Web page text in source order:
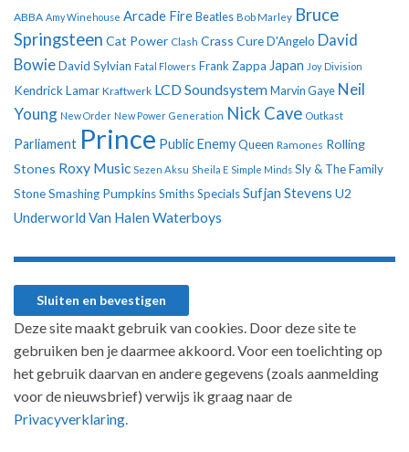
ABBA Amy Winehouse Arcade Fire Beatles Bob Marley Bruce
Springsteen Cat Power Clash Crass CureD'Angelo David
BowieDavid Sylvian Fatal Flowers Frank Zappa Japan Joy Division
Kendrick Lamar Kraftwerk LCD Soundsystem Marvin Gaye Neil
Young New Order New Power Generation Nick Cave Outkast
Parliament Prince Public EnemyQueen Ramones Rolling
Stones Roxy Music Sezen Aksu Sheila E Simple Minds Sly & The Family
StoneSmashing PumpkinsSmithsSpecialsSufjan Stevens U2
Underworld Van Halen Waterboys
Deze site maakt gebruik van cookies. Door deze site te
gebruiken ben je daarmee akkoord. Voor een toelichting op
het gebruik daarvan en andere gegevens (zoals aanmelding
voor de nieuwsbrief) verwijs ik graag naar de
Privacyverklaring.